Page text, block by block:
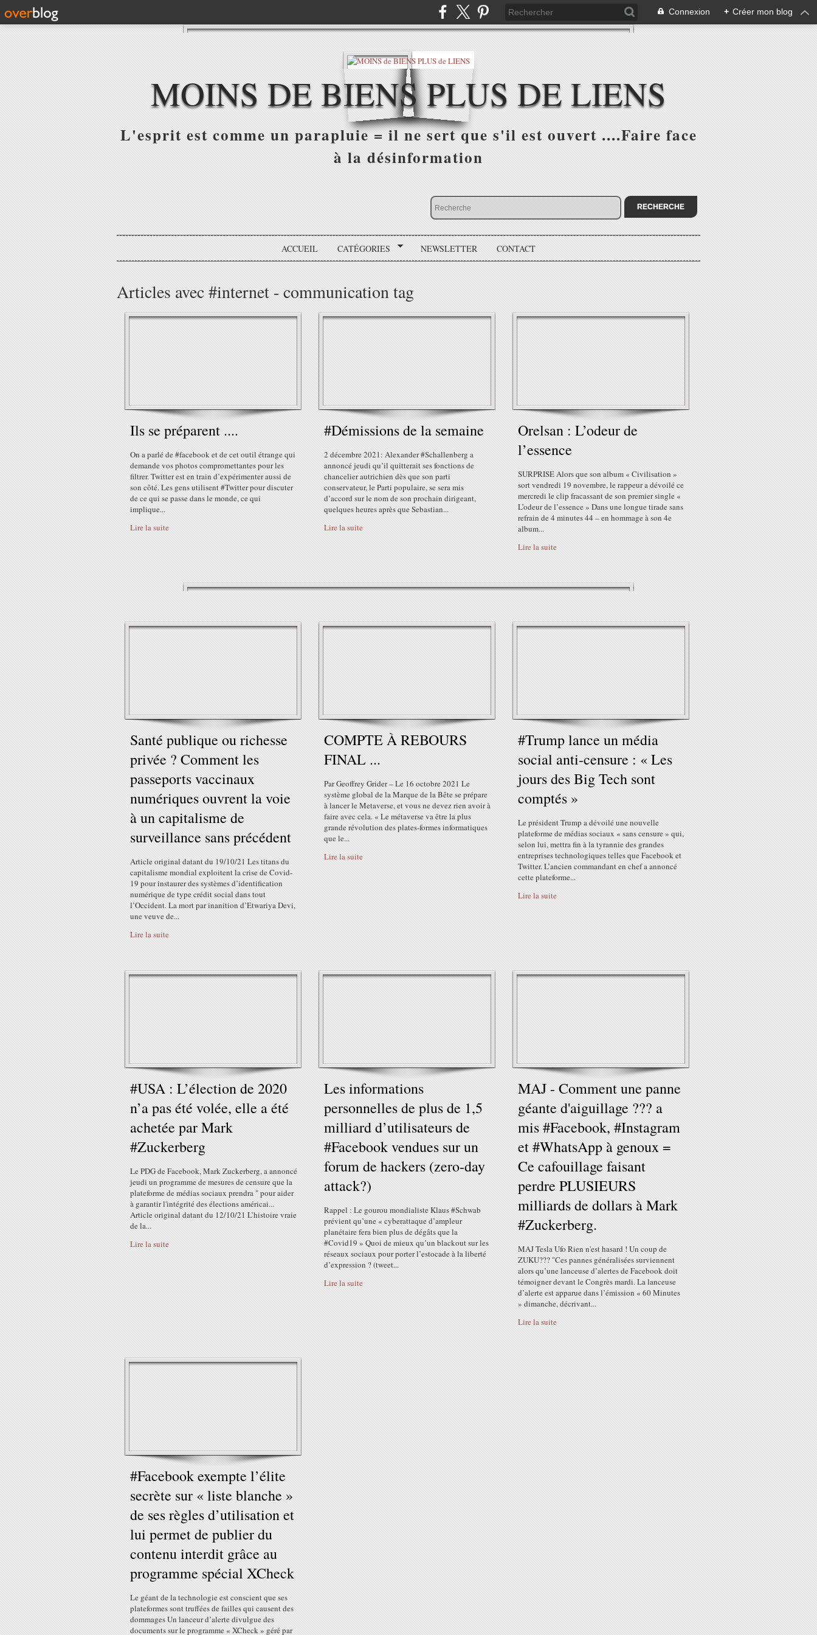
Connexion + Créer mon blog
MOINS DE BIENS PLUS DE LIENS
L'esprit est comme un parapluie = il ne sert que s'il est ouvert ....Faire face
à la désinformation
ACCUEIL CATÉGORIES NEWSLETTER CONTACT
Articles avec #internet - communication tag
Ils se préparent ....
On a parlé de #facebook et de cet outil étrange qui
demande vos photos compromettantes pour les
filtrer. Twitter est en train d’expérimenter aussi de
son côté. Les gens utilisent #Twitter pour discuter
de ce qui se passe dans le monde, ce qui
implique...
Lire la suite
#Démissions de la semaine
2 décembre 2021: Alexander #Schallenberg a
annoncé jeudi qu’il quitterait ses fonctions de
chancelier autrichien dès que son parti
conservateur, le Parti populaire, se sera mis
d’accord sur le nom de son prochain dirigeant,
quelques heures après que Sebastian...
Lire la suite
Orelsan : L’odeur de
l’essence
SURPRISE Alors que son album « Civilisation »
sort vendredi 19 novembre, le rappeur a dévoilé ce
mercredi le clip fracassant de son premier single «
L’odeur de l’essence » Dans une longue tirade sans
refrain de 4 minutes 44 – en hommage à son 4e
album...
Lire la suite
Santé publique ou richesse
privée ? Comment les
passeports vaccinaux
numériques ouvrent la voie
à un capitalisme de
surveillance sans précédent
Article original datant du 19/10/21 Les titans du
capitalisme mondial exploitent la crise de Covid-
19 pour instaurer des systèmes d’identification
numérique de type crédit social dans tout
l’Occident. La mort par inanition d’Etwariya Devi,
une veuve de...
Lire la suite
COMPTE À REBOURS
FINAL ...
Par Geoffrey Grider – Le 16 octobre 2021 Le
système global de la Marque de la Bête se prépare
à lancer le Metaverse, et vous ne devez rien avoir à
faire avec cela. « Le métaverse va être la plus
grande révolution des plates-formes informatiques
que le...
Lire la suite
#Trump lance un média
social anti-censure : « Les
jours des Big Tech sont
comptés »
Le président Trump a dévoilé une nouvelle
plateforme de médias sociaux « sans censure » qui,
selon lui, mettra fin à la tyrannie des grandes
entreprises technologiques telles que Facebook et
Twitter. L’ancien commandant en chef a annoncé
cette plateforme...
Lire la suite
#USA : L’élection de 2020
n’a pas été volée, elle a été
achetée par Mark
#Zuckerberg
Le PDG de Facebook, Mark Zuckerberg, a annoncé
jeudi un programme de mesures de censure que la
plateforme de médias sociaux prendra " pour aider
à garantir l'intégrité des élections américai...
Article original datant du 12/10/21 L’histoire vraie
de la...
Lire la suite
Les informations
personnelles de plus de 1,5
milliard d’utilisateurs de
#Facebook vendues sur un
forum de hackers (zero-day
attack?)
Rappel : Le gourou mondialiste Klaus #Schwab
prévient qu’une « cyberattaque d’ampleur
planétaire fera bien plus de dégâts que la
#Covid19 » Quoi de mieux qu’un blackout sur les
réseaux sociaux pour porter l’estocade à la liberté
d’expression ? (tweet...
Lire la suite
MAJ - Comment une panne
géante d'aiguillage ??? a
mis #Facebook, #Instagram
et #WhatsApp à genoux =
Ce cafouillage faisant
perdre PLUSIEURS
milliards de dollars à Mark
#Zuckerberg.
MAJ Tesla Ufo Rien n'est hasard ! Un coup de
ZUKU??? "Ces pannes généralisées surviennent
alors qu’une lanceuse d’alertes de Facebook doit
témoigner devant le Congrès mardi. La lanceuse
d’alerte est apparue dans l’émission « 60 Minutes
» dimanche, décrivant...
Lire la suite
#Facebook exempte l’élite
secrète sur « liste blanche »
de ses règles d’utilisation et
lui permet de publier du
contenu interdit grâce au
programme spécial XCheck
Le géant de la technologie est conscient que ses
plateformes sont truffées de failles qui causent des
dommages Un lanceur d’alerte divulgue des
documents sur le programme « XCheck » géré par